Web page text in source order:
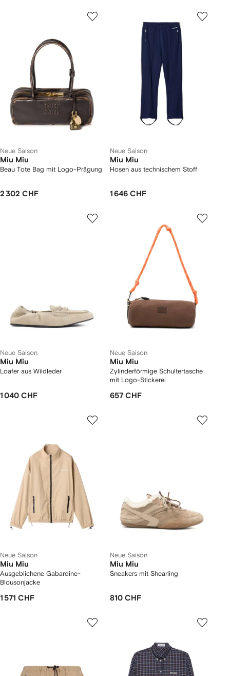
Neue Saison
Miu Miu
Beau Tote Bag mit Logo-Prägung
2 302 CHF
Neue Saison
Miu Miu
Hosen aus technischem Stoff
1 646 CHF
Neue Saison
Miu Miu
Loafer aus Wildleder
1 040 CHF
Neue Saison
Miu Miu
Zylinderförmige Schultertasche
mit Logo-Stickerei
657 CHF
Neue Saison
Miu Miu
Ausgeblichene Gabardine-
Blousonjacke
1 571 CHF
Neue Saison
Miu Miu
Sneakers mit Shearling
810 CHF